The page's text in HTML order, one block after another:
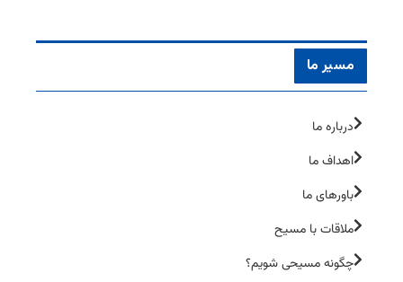
مسیر ما
درباره ما
اهداف ما
باورهای ما
ملاقات با مسیح
چگونه مسیحی شویم؟